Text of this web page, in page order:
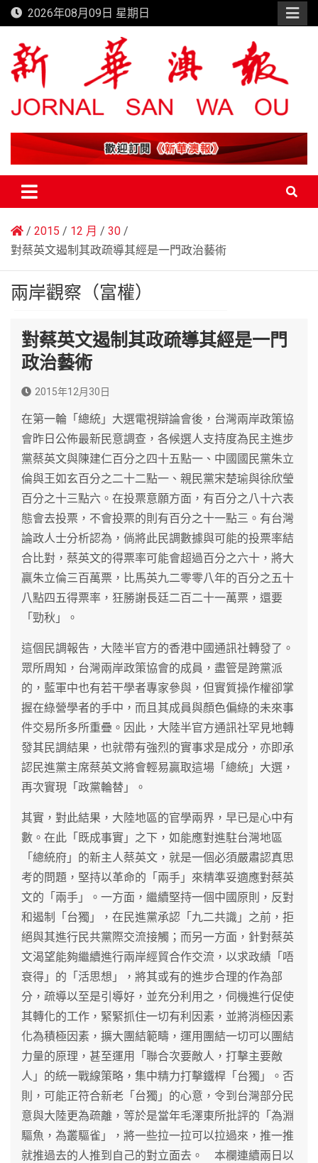
Skip
to
content
2026年08月09日 星期日
新華澳報
2015 12 月
30
對蔡英文遏制其政疏導其經是一門政治藝術
兩岸觀察（富權）
對蔡英文遏制其政疏導其經是一門
政治藝術
2015年12月30日
在第一輪「總統」大選電視辯論會後，台灣兩岸政策協
會昨日公佈最新民意調查，各候選人支持度為民主進步
黨蔡英文與陳建仁百分之四十五點一、中國國民黨朱立
倫與王如玄百分之二十二點一、親民黨宋楚瑜與徐欣瑩
百分之十三點六。在投票意願方面，有百分之八十六表
態會去投票，不會投票的則有百分之十一點三。有台灣
論政人士分析認為，倘將此民調數據與可能的投票率結
合比對，蔡英文的得票率可能會超過百分之六十，將大
贏朱立倫三百萬票，比馬英九二零零八年的百分之五十
八點四五得票率，狂勝謝長廷二百二十一萬票，還要
「勁秋」。
這個民調報告，大陸半官方的香港中國通訊社轉發了。
眾所周知，台灣兩岸政策協會的成員，盡管是跨黨派
的，藍軍中也有若干學者專家參與，但實質操作權卻掌
握在綠營學者的手中，而且其成員與顏色偏綠的未來事
件交易所多所重疊。因此，大陸半官方通訊社罕見地轉
發其民調結果，也就帶有強烈的實事求是成分，亦即承
認民進黨主席蔡英文將會輕易贏取這場「總統」大選，
再次實現「政黨輪替」。
其實，對此結果，大陸地區的官學兩界，早已是心中有
數。在此「既成事實」之下，如能應對進駐台灣地區
「總統府」的新主人蔡英文，就是一個必須嚴肅認真思
考的問題，堅持以革命的「兩手」來精準妥適應對蔡英
文的「兩手」。一方面，繼續堅持一個中國原則，反對
和遏制「台獨」，在民進黨承認「九二共識」之前，拒
絕與其進行民共黨際交流接觸；而另一方面，針對蔡英
文渴望能夠繼續進行兩岸經貿合作交流，以求政績「唔
衰得」的「活思想」，將其或有的進步合理的作為部
分，疏導以至是引導好，並充分利用之，伺機進行促使
其轉化的工作，緊緊抓住一切有利因素，並將消極因素
化為積極因素，擴大團結範疇，運用團結一切可以團結
力量的原理，甚至運用「聯合次要敵人，打擊主要敵
人」的統一戰線策略，集中精力打擊鐵桿「台獨」。否
則，可能正符合新老「台獨」的心意，令到台灣部分民
意與大陸更為疏離，等於是當年毛澤東所批評的「為淵
驅魚，為叢驅雀」，將一些拉一拉可以拉過來，推一推
就推過去的人推到自己的對立面去。 本欄連續兩日以